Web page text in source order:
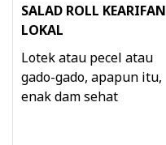
SALAD ROLL KEARIFAN
LOKAL
Lotek atau pecel atau
gado-gado, apapun itu,
enak dam sehat